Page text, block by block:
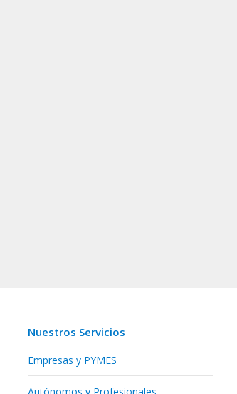
Nuestros Servicios
Empresas y PYMES